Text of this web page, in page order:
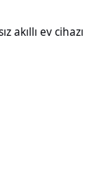
akıllı ev cihazı